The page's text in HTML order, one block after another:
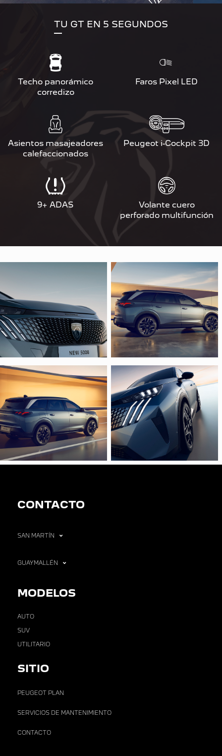
TU GT EN 5 SEGUNDOS
Techo panorámico
corredizo
Faros Pixel LED
Asientos masajeadores
calefaccionados
Peugeot i-Cockpit 3D
9+ ADAS
Volante cuero
perforado multifunción
CONTACTO
SAN MARTÍN
GUAYMALLÉN
MODELOS
AUTO
SUV
UTILITARIO
SITIO
PEUGEOT PLAN
SERVICIOS DE MANTENIMIENTO
CONTACTO